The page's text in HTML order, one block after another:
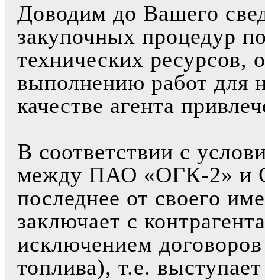
Доводим до Вашего
закупочных процедур
технических ресурсов,
выполнению работ
качестве агента
В соответствии с
между ПАО «ОГК-2» и
последнее от своего
заключает с
исключением
топлива), т.е.